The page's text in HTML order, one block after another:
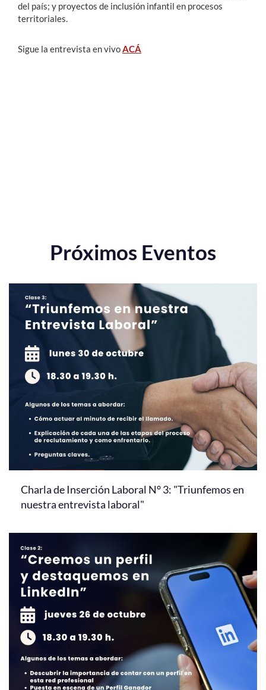
del país; y proyectos de inclusión infantil en procesos
territoriales.
Sigue la entrevista en vivoACÁ
Próximos Eventos
Charla de Inserción Laboral N° 3: "Triunfemos en
nuestra entrevista laboral"